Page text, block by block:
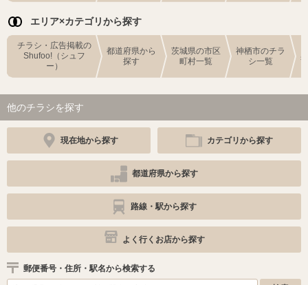
エリア×カテゴリから探す
チラシ・広告掲載の
Shufoo!（シュフ
ー）
都道府県から
探す
茨城県の市区
町村一覧
神栖市のチラ
シ一覧
他のチラシを探す
現在地から探す カテゴリから探す
都道府県から探す
路線・駅から探す
よく行くお店から探す
郵便番号・住所・駅名から検索する